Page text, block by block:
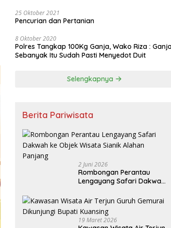
25 Oktober 2021
Pencurian dan Pertanian
8 Oktober 2020
Polres Tangkap 100Kg Ganja, Wako Riza :
Sebanyak Itu Sudah Pasti Menyedot Duit
Selengkapnya
Berita Pariwisata
2 Juni 2026
Rombongan Perantau
Lengayang Safari Dakwah
Alahan Panjang
19 Maret 2026